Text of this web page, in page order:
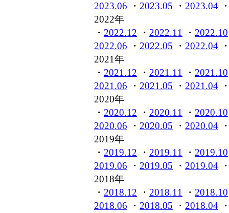
2023.06 ・ 2023.05 ・ 2023.04
2022年
・ 2022.12 ・ 2022.11 ・ 2022.10
2022.06 ・ 2022.05 ・ 2022.04
2021年
・ 2021.12 ・ 2021.11 ・ 2021.10
2021.06 ・ 2021.05 ・ 2021.04
2020年
・ 2020.12 ・ 2020.11 ・ 2020.10
2020.06 ・ 2020.05 ・ 2020.04
2019年
・ 2019.12 ・ 2019.11 ・ 2019.10
2019.06 ・ 2019.05 ・ 2019.04
2018年
・ 2018.12 ・ 2018.11 ・ 2018.10
2018.06 ・ 2018.05 ・ 2018.04